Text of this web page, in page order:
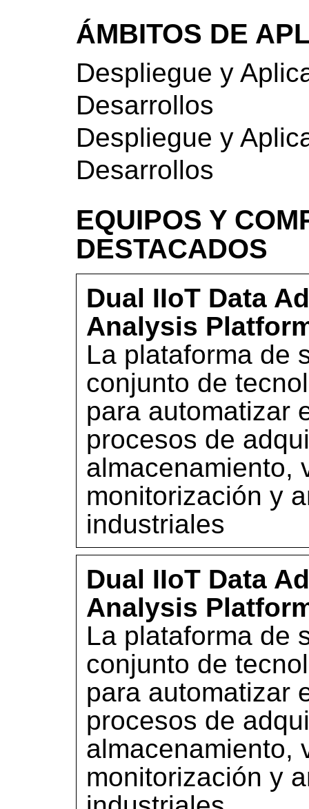
ÁMBITOS DE
Despliegue y
Desarrollos
Despliegue y
Desarrollos
EQUIPOS Y
DESTACADOS
Dual IIoT Data
Analysis
La plataforma de
conjunto de
para automatizar
procesos de
almacenamiento,
monitorización y
industriales
Dual IIoT Data
Analysis
La plataforma de
conjunto de
para automatizar
procesos de
almacenamiento,
monitorización y